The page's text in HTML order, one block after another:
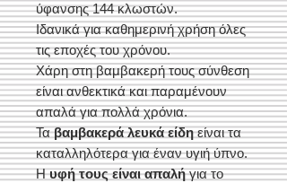
ύφανσης 144 κλωστών.
Ιδανικά για καθημερινή χρήση όλες
τις εποχές του χρόνου.
Χάρη στη βαμβακερή τους σύνθεση
είναι ανθεκτικά και παραμένουν
απαλά για πολλά χρόνια.
Ταβαμβακερά λευκά είδηείναι τα
καταλληλότερα για έναν υγιή ύπνο.
Ηυφή τους είναι απαλήγια το